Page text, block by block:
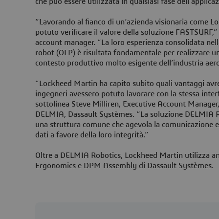
“Lavorando al fianco di un’azienda visionaria come
potuto verificare il valore della soluzione
account manager. “La loro esperienza consolidata
robot (OLP) è risultata fondamentale per realizzare
contesto produttivo molto esigente dell’industria
“Lockheed Martin ha capito subito quali vantaggi
ingegneri avessero potuto lavorare con la stessa
sottolinea Steve Milliren, Executive Account
DELMIA, Dassault Systèmes. “La soluzione
una struttura comune che agevola la comunicazione
dati a favore della loro integrità.”
Oltre a DELMIA Robotics, Lockheed Martin utilizza
Ergonomics e DPM Assembly di Dassault Systèmes.